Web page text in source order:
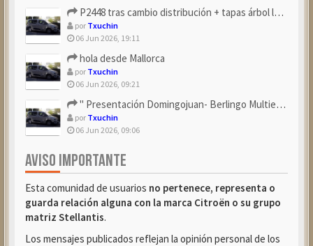
P2448 tras cambio distribución + tapas árbol levas
por Txuchin
06 Jun 2026, 19:11
hola desde Mallorca
por Txuchin
06 Jun 2026, 09:21
" Presentación Domingojuan- Berlingo Multiespace Blue ...
por Txuchin
06 Jun 2026, 09:06
AVISO IMPORTANTE
Esta comunidad de usuarios no pertenece, representa o
guarda relación alguna con la marca Citroën o su grupo
matriz Stellantis.
Los mensajes publicados reflejan la opinión personal de los